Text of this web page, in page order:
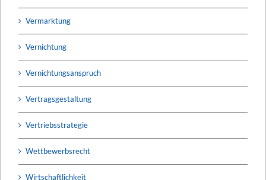
Vermarktung
Vernichtung
Vernichtungsanspruch
Vertragsgestaltung
Vertriebsstrategie
Wettbewerbsrecht
Wirtschaftlichkeit